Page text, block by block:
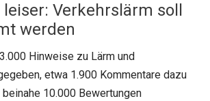
Verkehrslärm soll
werden
Hinweise zu Lärm und
etwa 1.900 Kommentare dazu
10.000 Bewertungen